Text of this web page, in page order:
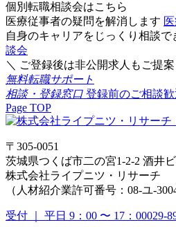
個別転職相談会はこちら
医療従事者の疑問を解消します
自身のキャリアをじっくり相談で
談会
＼ ご登録後は非公開求人もご提
無料転職サポート
相談・登録窓口 登録前のご相談
Page TOP
〒305-0051
茨城県つくば市二の宮1-2-2 酒井
株式会社ライプニツ・リサーチ
（人材紹介業許可番号：08-ユ-
受付 ｜ 平日 9：00 〜 17：00029-